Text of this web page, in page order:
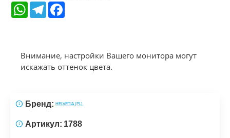
WhatsAppTelegram
Внимание, настройки Вашего монитора могут
искажать оттенок цвета.
Бренд: HELVETIA (PL)
Артикул: 1788